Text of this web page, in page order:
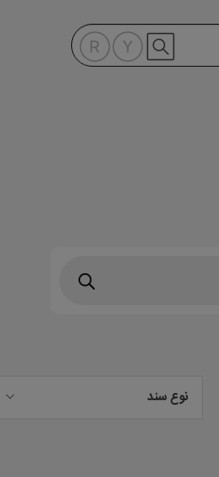
نوع سند